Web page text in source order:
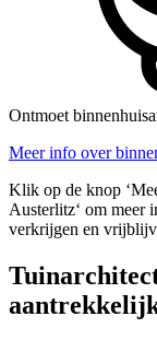
Ontmoet
Meer info over
Klik op de knop
Austerlitz‘ om meer
verkrijgen en